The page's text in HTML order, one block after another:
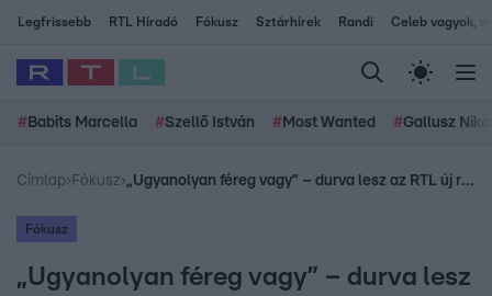
Legfrissebb RTL Híradó Fókusz Sztárhírek Randi Celeb vagyok,
# Babits Marcella #Szellő István # Most Wanted #Gallusz
Címlap› Fókusz› „Ugyanolyan féreg vagy” – durva lesz az RTL új reality-je, az Exek csatája
Fókusz
„Ugyanolyan féreg vagy” – durva lesz